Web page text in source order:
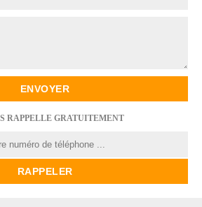
RAPPELLE GRATUITEMENT